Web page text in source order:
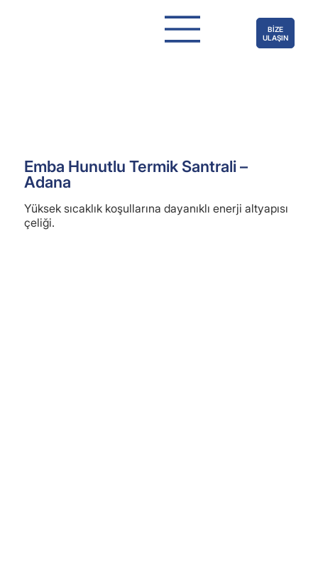
BİZE
ULAŞIN
Emba Hunutlu Termik Santrali –
Adana
Yüksek sıcaklık koşullarına dayanıklı enerji altyapısı
çeliği.